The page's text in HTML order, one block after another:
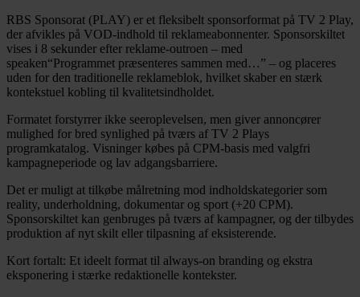
RBS Sponsorat (PLAY) er et fleksibelt sponsorformat på TV 2 Play,
der afvikles på VOD-indhold til reklameabonnenter. Sponsorskiltet
vises i 8 sekunder efter reklame-outroen – med
speaken“Programmet præsenteres sammen med…” – og placeres
uden for den traditionelle reklameblok, hvilket skaber en stærk
kontekstuel kobling til kvalitetsindholdet.
Formatet forstyrrer ikke seeroplevelsen, men giver annoncører
mulighed for bred synlighed på tværs af TV 2 Plays
programkatalog. Visninger købes på CPM-basis med valgfri
kampagneperiode og lav adgangsbarriere.
Det er muligt at tilkøbe målretning mod indholdskategorier som
reality, underholdning, dokumentar og sport (+20 CPM).
Sponsorskiltet kan genbruges på tværs af kampagner, og der tilbydes
produktion af nyt skilt eller tilpasning af eksisterende.
Kort fortalt: Et ideelt format til always-on branding og ekstra
eksponering i stærke redaktionelle kontekster.